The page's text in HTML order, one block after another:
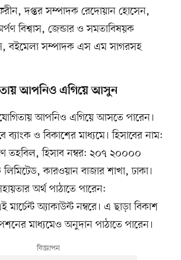
দপ্তর সম্পাদক রেদোয়ান হোসেন,
বিশ্বাস, জেন্ডার ও সমতাবিষয়ক
বইমেলা সম্পাদক এস এম সাগরসহ
আপনিও এগিয়ে আসুন
আপনিও এগিয়ে আসতে পারেন।
ব্যাংক ও বিকাশের মাধ্যমে। হিসাবের নাম:
তহবিল, হিসাব নম্বর: ২০৭ ২০০০০
কারওয়ান বাজার শাখা, ঢাকা।
অর্থ পাঠাতে পারেন:
অ্যাকাউন্ট নম্বরে। এ ছাড়া বিকাশ
মাধ্যমেও অনুদান পাঠাতে পারেন।